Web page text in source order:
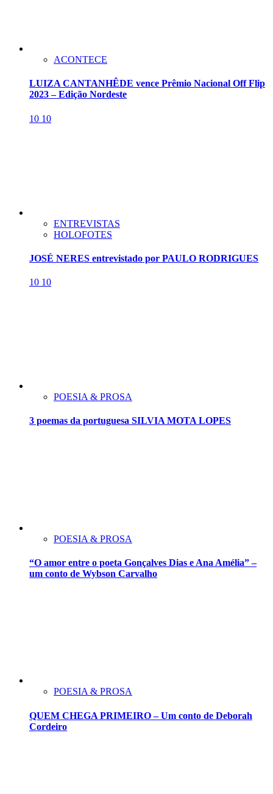
ACONTECE
LUIZA CANTANHÊDE vence Prêmio Nacional Off Flip
2023 – Edição Nordeste
10 10
ENTREVISTAS
HOLOFOTES
JOSÉ NERES entrevistado por PAULO RODRIGUES
10 10
POESIA & PROSA
3 poemas da portuguesa SILVIA MOTA LOPES
POESIA & PROSA
“O amor entre o poeta Gonçalves Dias e Ana Amélia” –
um conto de Wybson Carvalho
POESIA & PROSA
QUEM CHEGA PRIMEIRO – Um conto de Deborah
Cordeiro